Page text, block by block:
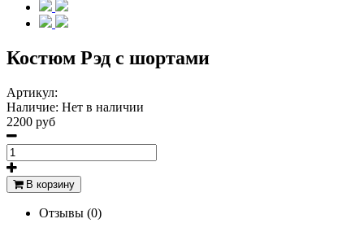
Костюм Рэд с шортами
Артикул:
Наличие: Нет в наличии
2200 руб
В корзину
Отзывы (0)